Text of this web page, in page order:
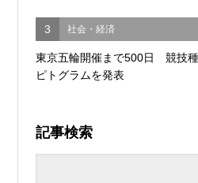
3 社会・経済
東京五輪開催まで500日 競技
ピトグラムを発表
記事検索